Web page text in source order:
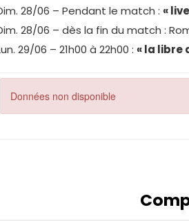
28/06 – Pendant le match : «
28/06 – dès la fin du match :
29/06 – 21h00 à 22h00 : « la libre